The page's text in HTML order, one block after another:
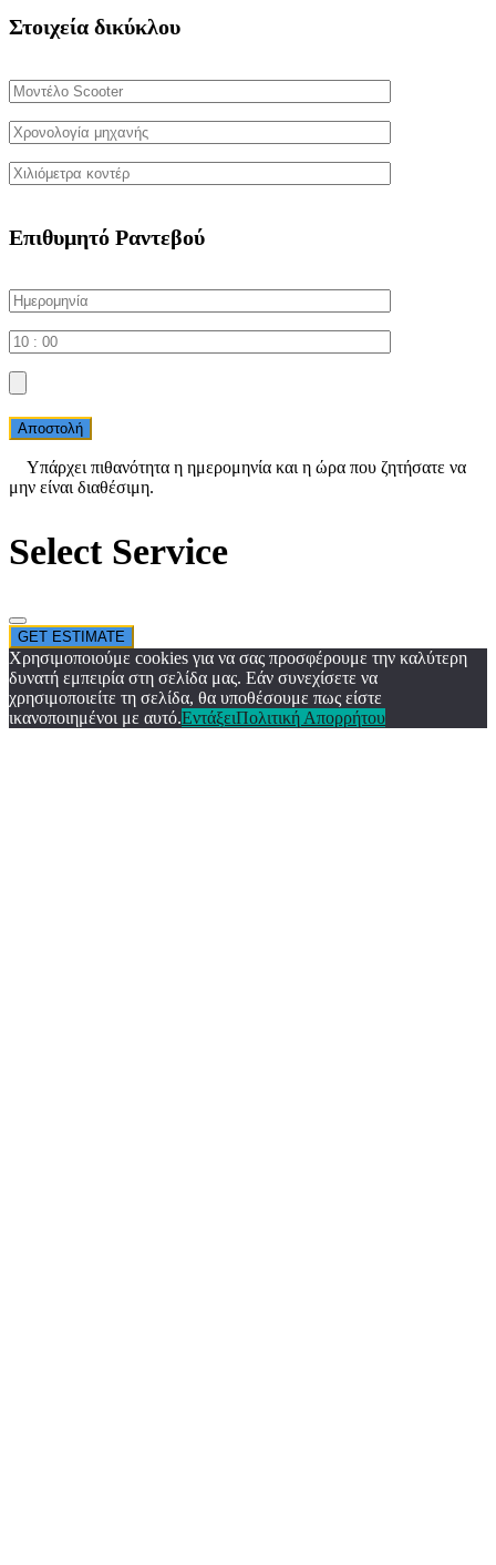
Στοιχεία δικύκλου
Επιθυμητό Ραντεβού
Αποστολή
Yπάρχει πιθανότητα η ημερομηνία και η ώρα που ζητήσατε να
μην είναι διαθέσιμη.
Select Service
GET ESTIMATE
Χρησιμοποιούμε cookies για να σας προσφέρουμε την καλύτερη
δυνατή εμπειρία στη σελίδα μας. Εάν συνεχίσετε να
χρησιμοποιείτε τη σελίδα, θα υποθέσουμε πως είστε
ικανοποιημένοι με αυτό.ΕντάξειΠολιτική Απορρήτου